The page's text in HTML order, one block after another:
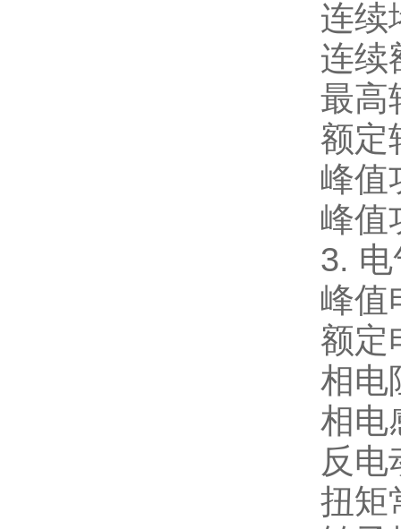
连续
连续
最高
额定
峰值
峰值
3.
峰值
额定
相电
相电
反电
扭矩